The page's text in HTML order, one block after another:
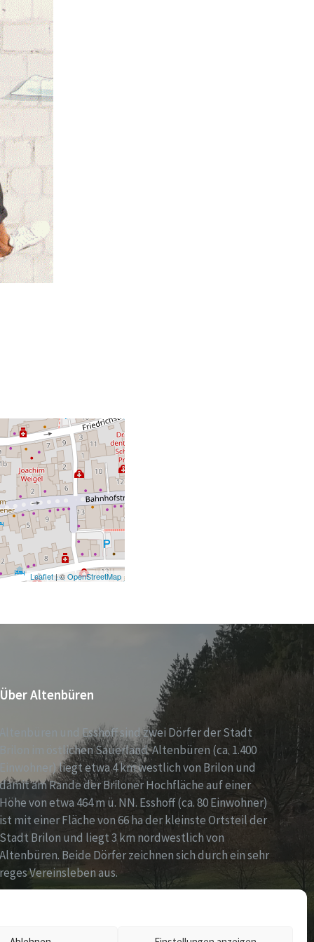
Leaflet| ©OpenStreetMap
Über Altenbüren
Altenbüren und Esshoff sind zwei Dörfer der Stadt
Brilon im östlichen Sauerland. Altenbüren (ca. 1.400
Einwohner) liegt etwa 4 km westlich von Brilon und
damit am Rande der Briloner Hochfläche auf einer
Höhe von etwa 464 m ü. NN. Esshoff (ca. 80 Einwohner)
ist mit einer Fläche von 66 ha der kleinste Ortsteil der
Stadt Brilon und liegt 3 km nordwestlich von
Altenbüren. Beide Dörfer zeichnen sich durch ein sehr
reges Vereinsleben aus.